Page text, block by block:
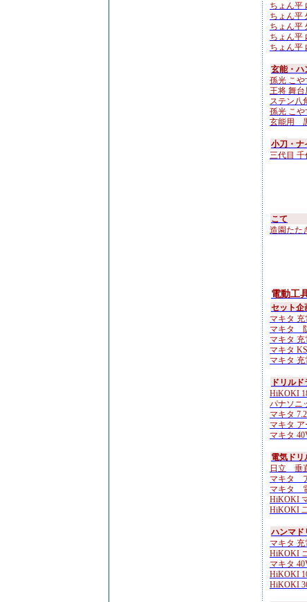
ちょん平
ちょん平
ちょん平
ちょん平
ちょん平
玄能・ハ
孫光 こや
王将 舞
ステン八
孫光 こや
玄能用
小刀・ナ
三代目
こて
造園たた
電動工
セット企
マキタ
マキタ
マキタ
マキタ
マキタ
ドリル
HiKOKI
パナソニ
マキタ
マキタ
マキタ
電気ドリ
日立 垂
マキタ
マキタ
HiKOKI
HiKOKI
ハンマド
マキタ
HiKOKI
マキタ
HiKOKI
HiKOKI